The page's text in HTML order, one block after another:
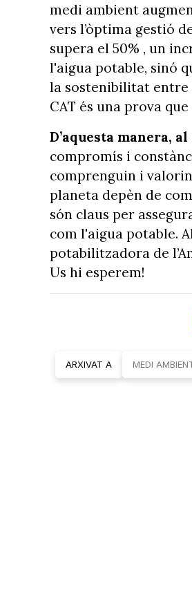
medi ambient
vers l’òptima gestió
supera el 50% , un
l'aigua potable, sinó
la sostenibilitat entre
CAT és una prova
D’aquesta manera,
compromís i
comprenguin i
planeta depèn de
són claus per
com l'aigua potable.
potabilitzadora de
Us hi esperem!
ARXIVAT A MEDI